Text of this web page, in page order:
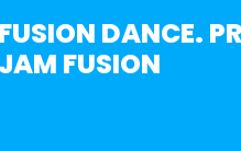
FUSION DANCE.
JAM FUSION